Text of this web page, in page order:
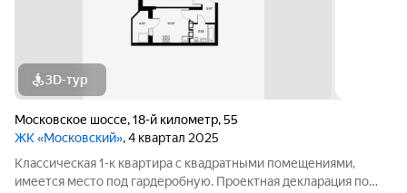
3D-тур
Московское шоссе,18-й километр,55
ЖК «Московский», 4 квартал 2025
Классическая 1-к квартира с квадратными помещениями,
имеется место под гардеробную. Проектная декларация по